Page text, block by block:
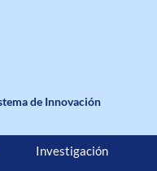
de Innovación
Investigación